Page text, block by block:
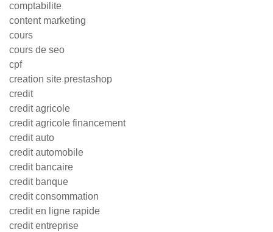
comptabilite
content marketing
cours
cours de seo
cpf
creation site prestashop
credit
credit agricole
credit agricole financement
credit auto
credit automobile
credit bancaire
credit banque
credit consommation
credit en ligne rapide
credit entreprise